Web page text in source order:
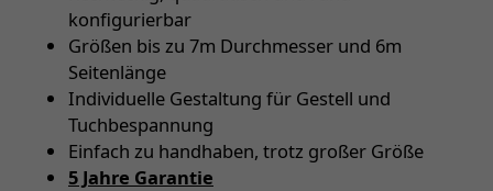
konfigurierbar
Größen bis zu 7m Durchmesser und 6m
Seitenlänge
Individuelle Gestaltung für Gestell und
Tuchbespannung
Einfach zu handhaben, trotz großer Größe
5 Jahre Garantie